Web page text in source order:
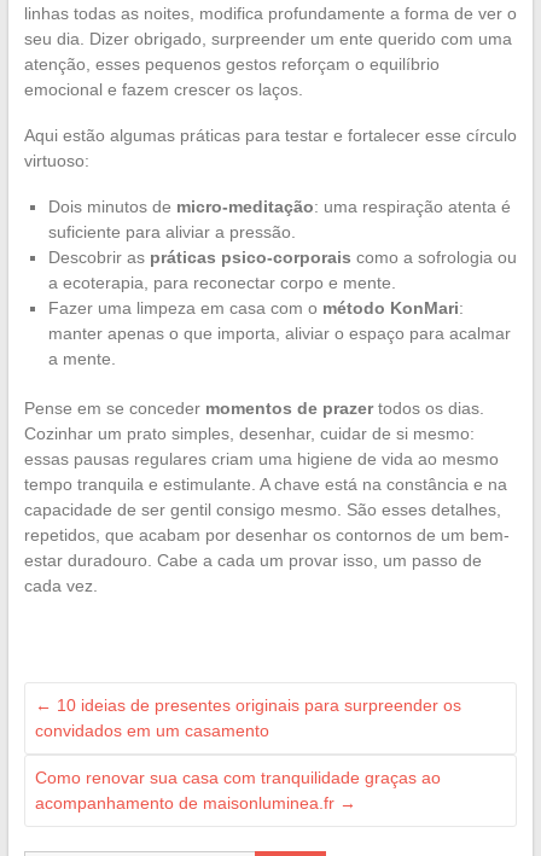
linhas todas as noites, modifica profundamente a forma de ver o
seu dia. Dizer obrigado, surpreender um ente querido com uma
atenção, esses pequenos gestos reforçam o equilíbrio
emocional e fazem crescer os laços.
Aqui estão algumas práticas para testar e fortalecer esse círculo
virtuoso:
Dois minutos de micro-meditação: uma respiração atenta é
suficiente para aliviar a pressão.
Descobrir as práticas psico-corporais como a sofrologia ou
a ecoterapia, para reconectar corpo e mente.
Fazer uma limpeza em casa com o método KonMari:
manter apenas o que importa, aliviar o espaço para acalmar
a mente.
Pense em se conceder momentos de prazertodos os dias.
Cozinhar um prato simples, desenhar, cuidar de si mesmo:
essas pausas regulares criam uma higiene de vida ao mesmo
tempo tranquila e estimulante. A chave está na constância e na
capacidade de ser gentil consigo mesmo. São esses detalhes,
repetidos, que acabam por desenhar os contornos de um bem-
estar duradouro. Cabe a cada um provar isso, um passo de
cada vez.
← 10 ideias de presentes originais para surpreender os
convidados em um casamento
Como renovar sua casa com tranquilidade graças ao
acompanhamento de maisonluminea.fr →